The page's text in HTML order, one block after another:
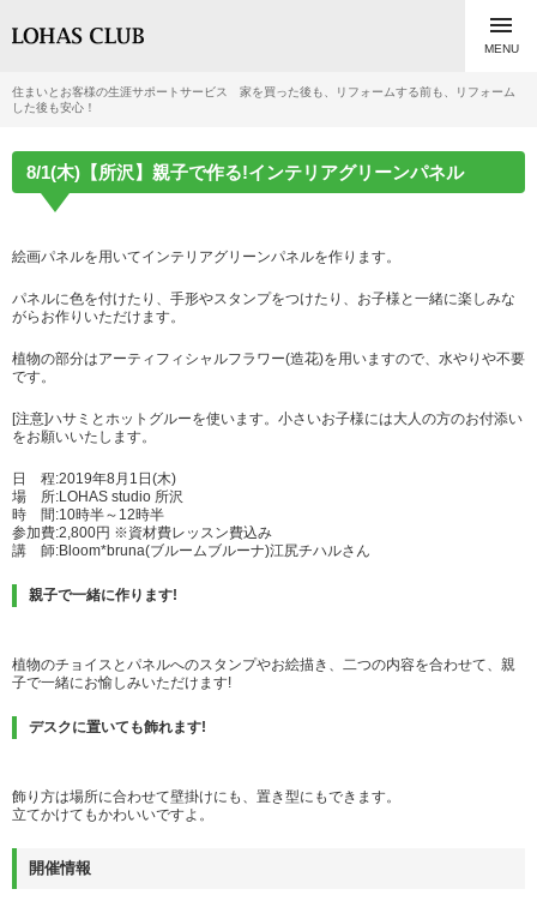

MENU
住まいとお客様の生涯サポートサービス 家を買った後も、リフォームする前も、リフォーム
した後も安心！
8/1(木)【所沢】親子で作る!インテリアグリーンパネル
絵画パネルを用いてインテリアグリーンパネルを作ります。
パネルに色を付けたり、手形やスタンプをつけたり、お子様と一緒に楽しみな
がらお作りいただけます。
植物の部分はアーティフィシャルフラワー(造花)を用いますので、水やりや不要
です。
[注意]ハサミとホットグルーを使います。小さいお子様には大人の方のお付添い
をお願いいたします。
日 程:2019年8月1日(木)
場 所:LOHAS studio 所沢
時 間:10時半～12時半
参加費:2,800円 ※資材費レッスン費込み
講 師:Bloom*bruna(ブルームブルーナ)江尻チハルさん
親子で一緒に作ります!
植物のチョイスとパネルへのスタンプやお絵描き、二つの内容を合わせて、親
子で一緒にお愉しみいただけます!
デスクに置いても飾れます!
飾り方は場所に合わせて壁掛けにも、置き型にもできます。
立てかけてもかわいいですよ。
開催情報